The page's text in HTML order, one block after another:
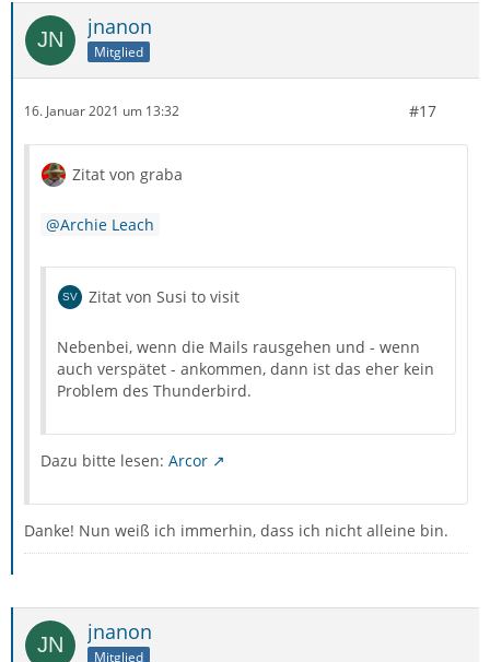
jnanon
Mitglied
16. Januar 2021 um 13:32 #17
Zitat von graba
Archie Leach
Zitat von Susi to visit
Nebenbei, wenn die Mails rausgehen und - wenn
auch verspätet - ankommen, dann ist das eher kein
Problem des Thunderbird.
Dazu bitte lesen: Arcor
Danke! Nun weiß ich immerhin, dass ich nicht alleine bin.
jnanon
Mitglied